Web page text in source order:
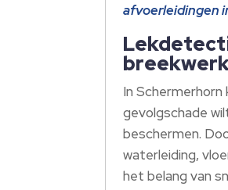
afvoerleidingen
In
gevolgschade
beschermen.
waterleiding,
het belang van